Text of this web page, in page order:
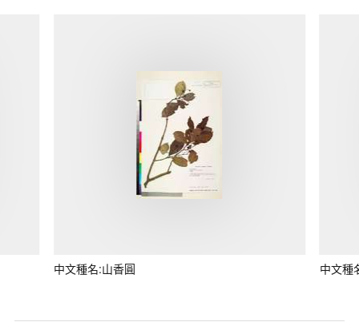
中文種名:山香圓 中文種